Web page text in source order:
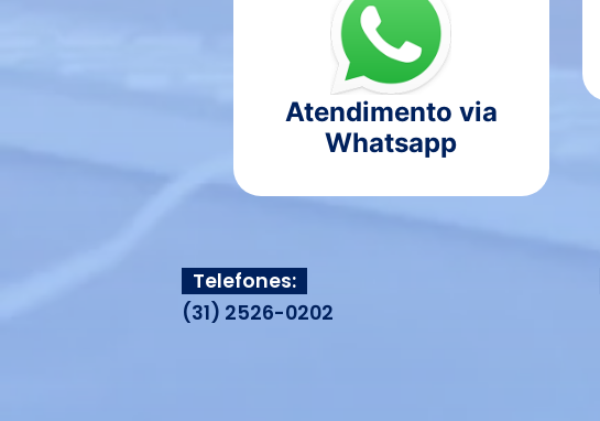
Atendimento via
Whatsapp
Telefones:
(31) 2526-0202